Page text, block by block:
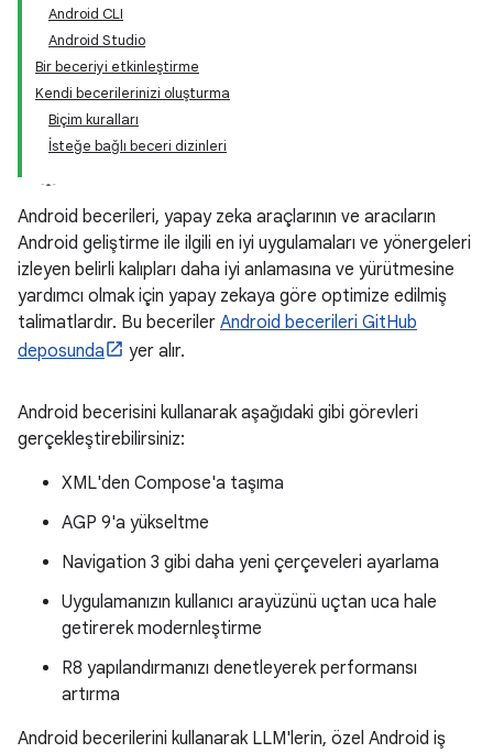
Android CLI
Android Studio
Bir beceriyi etkinleştirme
Kendi becerilerinizi oluşturma
Biçim kuralları
İsteğe bağlı beceri dizinleri
Android becerileri, yapay zeka araçlarının ve aracıların
Android geliştirme ile ilgili en iyi uygulamaları ve yönergeleri
izleyen belirli kalıpları daha iyi anlamasına ve yürütmesine
yardımcı olmak için yapay zekaya göre optimize edilmiş
talimatlardır. Bu beceriler Android becerileri GitHub
deposunda
yer alır.
Android becerisini kullanarak aşağıdaki gibi görevleri
gerçekleştirebilirsiniz:
XML'den Compose'a taşıma
AGP 9'a yükseltme
Navigation 3 gibi daha yeni çerçeveleri ayarlama
Uygulamanızın kullanıcı arayüzünü uçtan uca hale
getirerek modernleştirme
R8 yapılandırmanızı denetleyerek performansı
artırma
Android becerilerini kullanarak LLM'lerin, özel Android iş